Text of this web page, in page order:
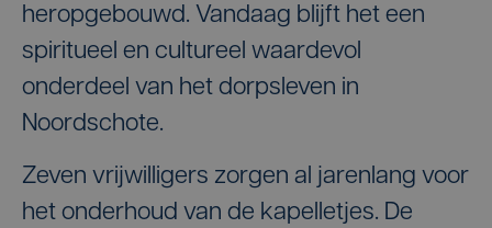
heropgebouwd. Vandaag blijft het een
spiritueel en cultureel waardevol
onderdeel van het dorpsleven in
Noordschote.
Zeven vrijwilligers zorgen al jarenlang voor
het onderhoud van de kapelletjes. De